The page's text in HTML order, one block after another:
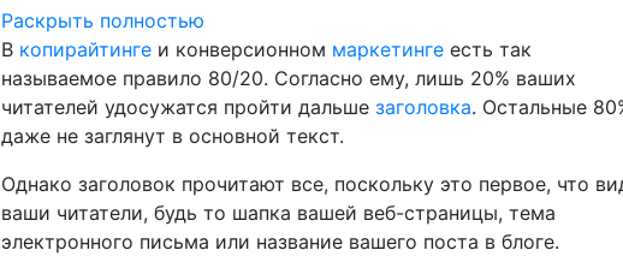
Раскрыть полностью
В копирайтинге и конверсионном маркетинге есть так
называемое правило 80/20. Согласно ему, лишь 20% ваших
читателей удосужатся пройти дальше заголовка. Остальные
даже не заглянут в основной текст.
Однако заголовок прочитают все, поскольку это первое, что
ваши читатели, будь то шапка вашей веб-страницы, тема
электронного письма или название вашего поста в блоге.